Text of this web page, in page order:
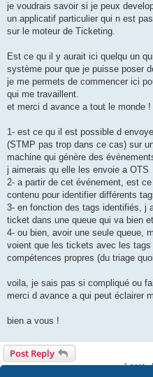
je voudrais savoir si je peux
un applicatif particulier qui n est
sur le moteur de Ticketing.
Est ce qu il y aurait ici quelqu un
système pour que je puisse poser
je me permets de commencer ici
qui me travaillent.
et merci d avance a tout le monde !
1- est ce qu il est possible d
(STMP pas trop dans ce cas) sur
machine qui génère des
j aimerais qu elle les envoie a OTS
2- a partir de cet événement, est
contenu pour identifier différents
3- en fonction des tags identifiés, j
ticket dans une queue qui va bien
4- ou bien, avoir une seule queue,
voient que les tickets avec les tags
compétences propres (du triage
voila, je sais pas si compliqué ou
merci d avance a qui peut éclairer
bien a vous !
Post Reply
1 post •